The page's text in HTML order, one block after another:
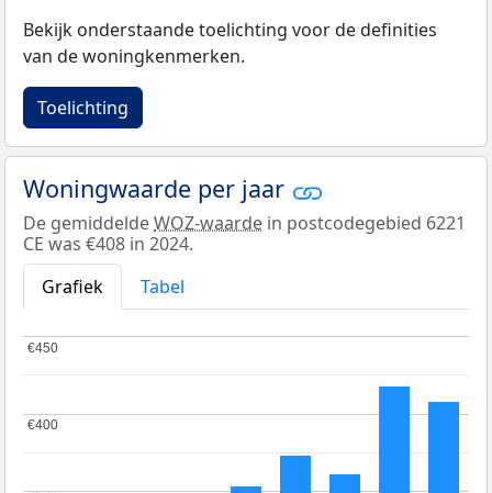
Bekijk onderstaande toelichting voor de definities
van de woningkenmerken.
Toelichting
Woningwaarde per jaar
De gemiddeldeWOZ-waarde in postcodegebied 6221
CE was €408 in 2024.
Grafiek
Tabel
€400
€400
€450
€450